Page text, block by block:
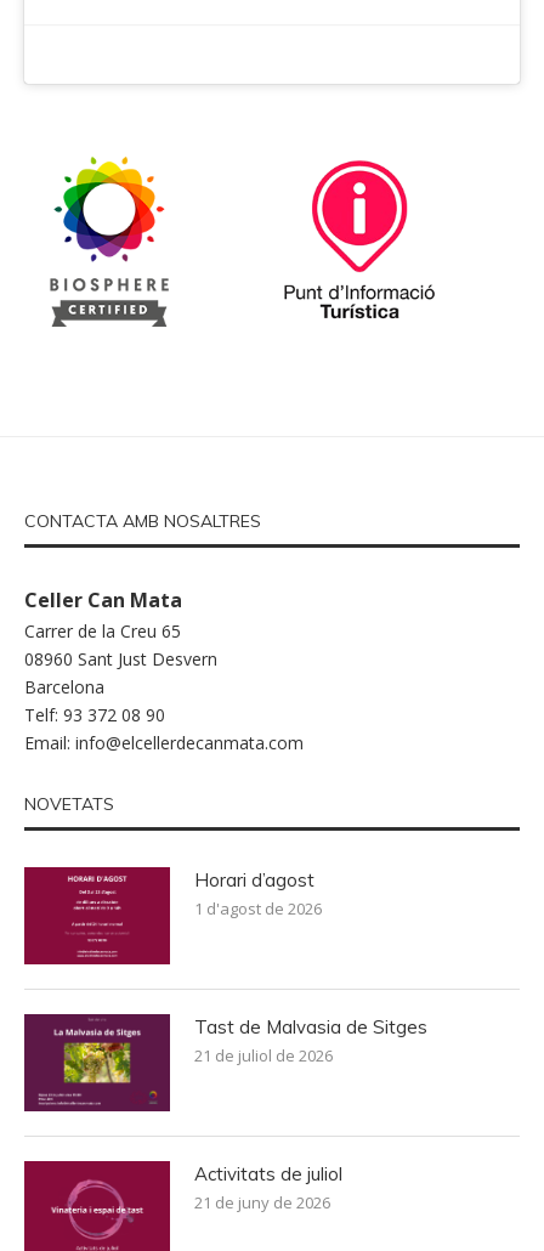
CONTACTA AMB NOSALTRES
Celler Can Mata
Carrer de la Creu 65
08960 Sant Just Desvern
Barcelona
Telf: 93 372 08 90
Email: info@elcellerdecanmata.com
NOVETATS
Horari d’agost
1 d'agost de 2026
Tast de Malvasia de Sitges
21 de juliol de 2026
Activitats de juliol
21 de juny de 2026